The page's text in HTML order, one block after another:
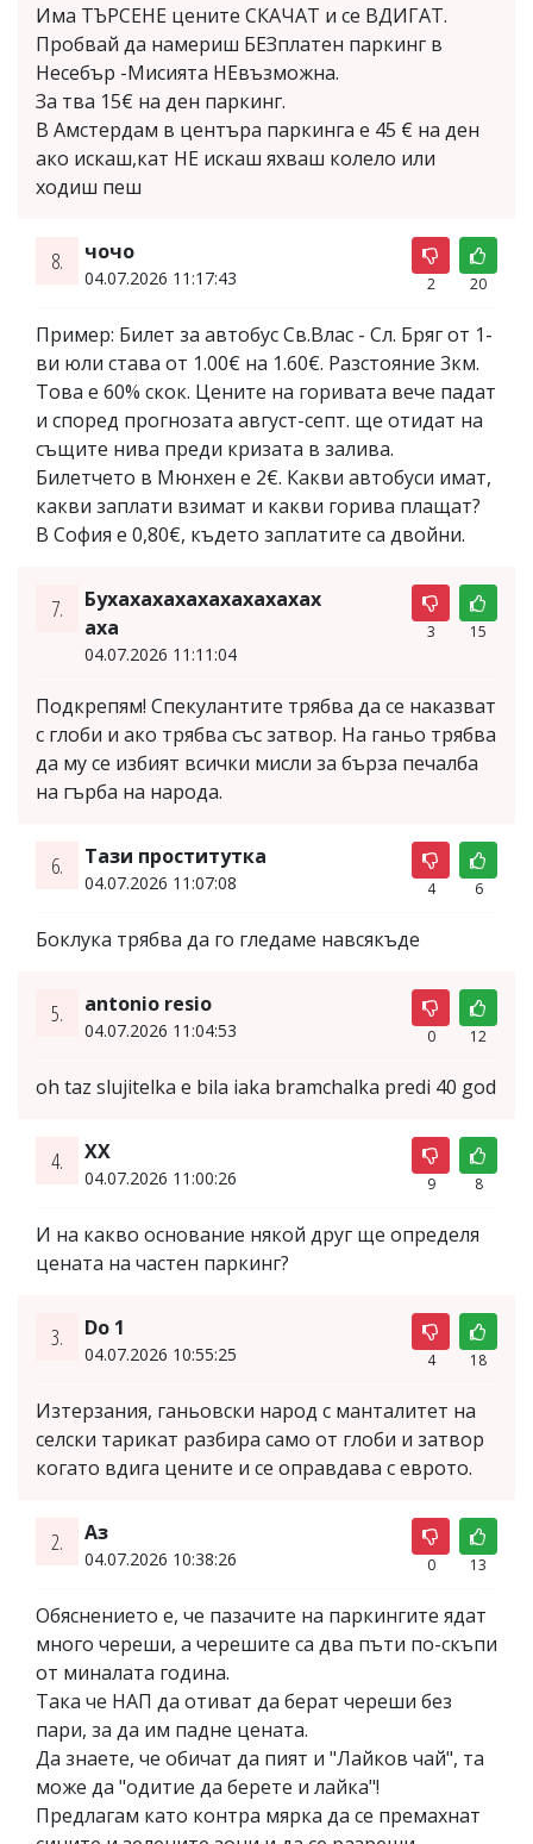
Има ТЪРСЕНЕ цените СКАЧАТ и се ВДИГАТ.
Пробвай да намериш БЕЗплатен паркинг в
Несебър -Мисията НЕвъзможна.
За тва 15€ на ден паркинг.
В Амстердам в центъра паркинга е 45 € на ден
ако искаш,кат НЕ искаш яхваш колело или
ходиш пеш
8. чочо
04.07.2026 11:17:43 2 20
Пример: Билет за автобус Св.Влас - Сл. Бряг от 1-
ви юли става от 1.00€ на 1.60€. Разстояние 3км.
Това е 60% скок. Цените на горивата вече падат
и според прогнозата август-септ. ще отидат на
същите нива преди кризата в залива.
Билетчето в Мюнхен е 2€. Какви автобуси имат,
какви заплати взимат и какви горива плащат?
В София е 0,80€, където заплатите са двойни.
7.
Бухахахахахахахахахах
аха
04.07.2026 11:11:04
3 15
Подкрепям! Спекулантите трябва да се наказват
с глоби и ако трябва със затвор. На ганьо трябва
да му се избият всички мисли за бърза печалба
на гърба на народа.
6. Тази проститутка
04.07.2026 11:07:08 4 6
Боклука трябва да го гледаме навсякъде
5. antonio resio
04.07.2026 11:04:53 0 12
oh taz slujitelka e bila iaka bramchalka predi 40 god
4. ХХ
04.07.2026 11:00:26 9 8
И на какво основание някой друг ще определя
цената на частен паркинг?
3. Do 1
04.07.2026 10:55:25 4 18
Изтерзания, ганьовски народ с манталитет на
селски тарикат разбира само от глоби и затвор
когато вдига цените и се оправдава с еврото.
2. Аз
04.07.2026 10:38:26 0 13
Обяснението е, че пазачите на паркингите ядат
много череши, а черешите са два пъти по-скъпи
от миналата година.
Така че НАП да отиват да берат череши без
пари, за да им падне цената.
Да знаете, че обичат да пият и "Лайков чай", та
може да "одитие да берете и лайка"!
Предлагам като контра мярка да се премахнат